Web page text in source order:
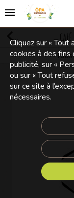
Cliquez sur « Tout
cookies à des fins
publicité, sur «
ou sur « Tout
sur ce site à
nécessaires.